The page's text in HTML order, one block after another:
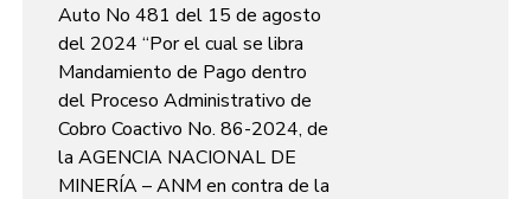
Auto No 481 del 15 de agosto
del 2024 “Por el cual se libra
Mandamiento de Pago dentro
del Proceso Administrativo de
Cobro Coactivo No. 86-2024, de
la AGENCIA NACIONAL DE
MINERÍA – ANM en contra de la